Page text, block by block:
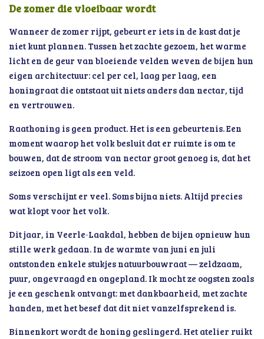
De zomer die vloeibaar wordt
Wanneer de zomer rijpt, gebeurt er iets in de kast dat je
niet kunt plannen. Tussen het zachte gezoem, het warme
licht en de geur van bloeiende velden weven de bijen hun
eigen architectuur: cel per cel, laag per laag, een
honingraat die ontstaat uit niets anders dan nectar, tijd
en vertrouwen.
Raathoning is geen product. Het is een gebeurtenis. Een
moment waarop het volk besluit dat er ruimte is om te
bouwen, dat de stroom van nectar groot genoeg is, dat het
seizoen open ligt als een veld.
Soms verschijnt er veel. Soms bijna niets. Altijd precies
wat klopt voor het volk.
Dit jaar, in Veerle‑Laakdal, hebben de bijen opnieuw hun
stille werk gedaan. In de warmte van juni en juli
ontstonden enkele stukjes natuurbouwraat — zeldzaam,
puur, ongevraagd en ongepland. Ik mocht ze oogsten zoals
je een geschenk ontvangt: met dankbaarheid, met zachte
handen, met het besef dat dit niet vanzelfsprekend is.
Binnenkort wordt de honing geslingerd. Het atelier ruikt